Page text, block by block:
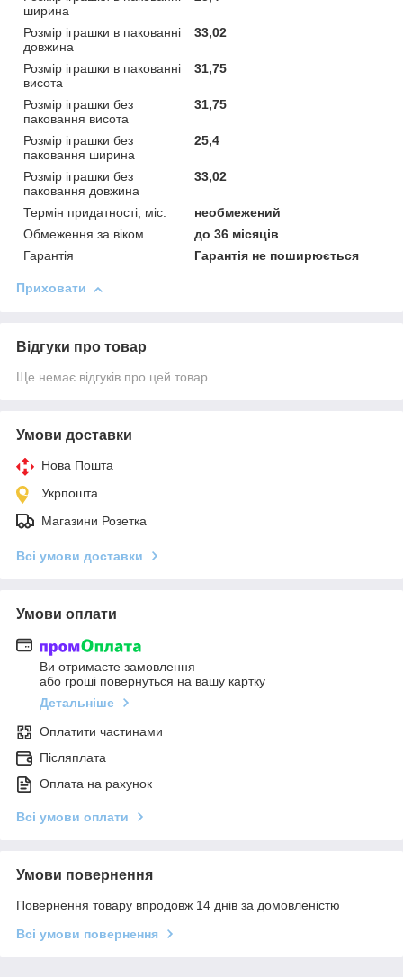
ширина
Розмір іграшки в пакованні
довжина
33,02
Розмір іграшки в пакованні
висота
31,75
Розмір іграшки без
паковання висота
31,75
Розмір іграшки без
паковання ширина
25,4
Розмір іграшки без
паковання довжина
33,02
Термін придатності, міс.
необмежений
Обмеження за віком
до 36 місяців
Гарантія
Гарантія не поширюється
Приховати
Відгуки про товар
Ще немає відгуків про цей товар
Умови доставки
Нова Пошта
Укрпошта
Магазини Розетка
Всі умови доставки
Умови оплати
Ви отримаєте замовлення
або гроші повернуться на вашу картку
Детальніше
Оплатити частинами
Післяплата
Оплата на рахунок
Всі умови оплати
Умови повернення
Повернення товару впродовж 14 днів за домовленістю
Всі умови повернення